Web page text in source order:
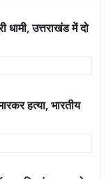
धामी, उत्तराखंड में दो
हत्या, भारतीय